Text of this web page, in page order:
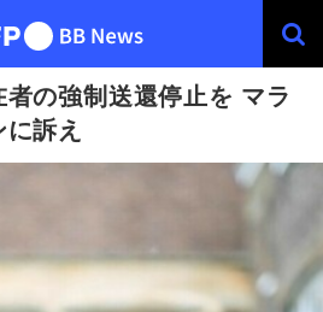
の強制送還停止を マラ
訴え